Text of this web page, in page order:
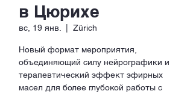
в Цюрихе
вс, 19 янв. Zürich
Новый формат мероприятия,
объединяющий силу нейрографики и
терапевтический эффект эфирных
масел для более глубокой работы с